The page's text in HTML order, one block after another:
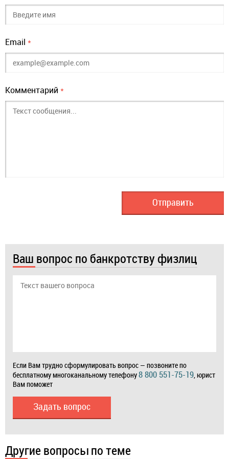
Email *
Комментарий *
Ваш вопрос по банкротству физлиц
Если Вам трудно сформулировать вопрос — позвоните по
бесплатному многоканальному телефону8 800 551-75-19, юрист
Вам поможет
Задать вопрос
Другие вопросы по теме